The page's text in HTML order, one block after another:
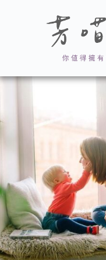
容